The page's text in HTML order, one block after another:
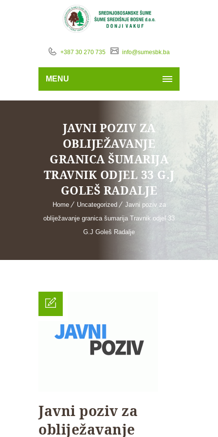
+387 30 270 735 info@sumesbk.ba
MENU
JAVNI POZIV ZA
OBLIJEŽAVANJE
GRANICA ŠUMARIJA
TRAVNIK ODJEL 33 G.J
GOLEŠ RADALJE
Home Uncategorized
Javni poziv za
obliježavanje granica šumarija Travnik odjel 33
G.J Goleš Radalje
Javni poziv za
obliježavanje